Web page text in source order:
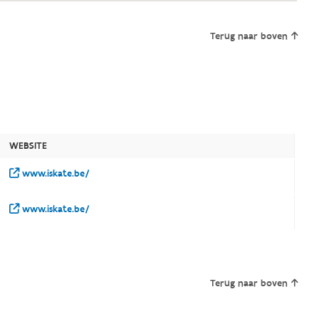
Terug naar boven
WEBSITE
www.iskate.be/
www.iskate.be/
Terug naar boven